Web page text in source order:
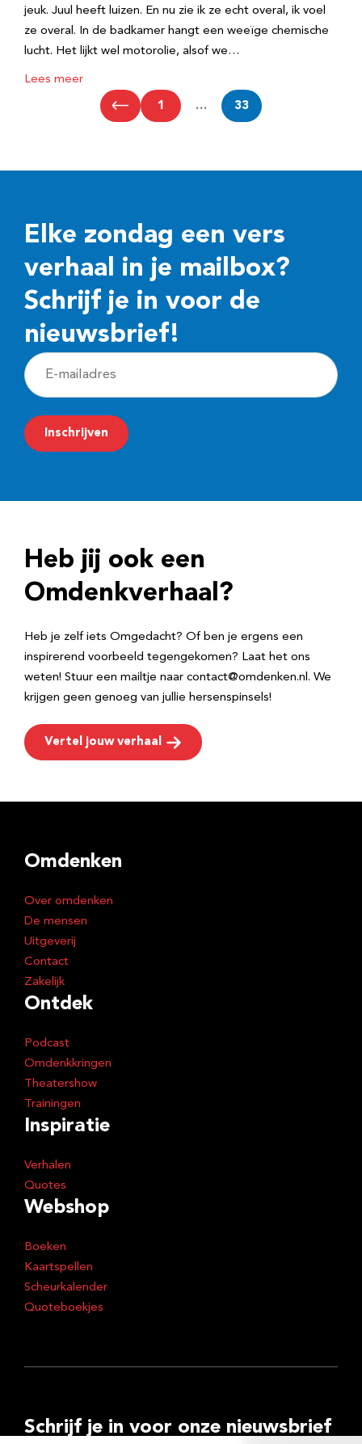
jeuk. Juul heeft luizen. En nu zie ik ze echt overal, ik voel
ze overal. In de badkamer hangt een weeïge chemische
lucht. Het lijkt wel motorolie, alsof we…
Lees meer
1 … 33
Elke zondag een vers
verhaal in je mailbox?
Schrijf je in voor de
nieuwsbrief!
E
-
m
a
r
e
Inschrijven
Heb jij ook een
Omdenkverhaal?
Heb je zelf iets Omgedacht? Of ben je ergens een
inspirerend voorbeeld tegengekomen? Laat het ons
weten! Stuur een mailtje naar contact@omdenken.nl. We
krijgen geen genoeg van jullie hersenspinsels!
Vertel jouw verhaal
Omdenken
Over omdenken
De mensen
Uitgeverij
Contact
Zakelijk
Ontdek
Podcast
Omdenkkringen
Theatershow
Trainingen
Inspiratie
Verhalen
Quotes
Webshop
Boeken
Kaartspellen
Scheurkalender
Quoteboekjes
Schrijf je in voor onze nieuwsbrief